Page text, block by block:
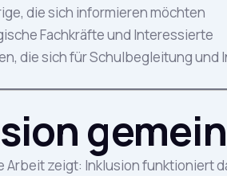
die sich informieren möchten
Fachkräfte und Interessierte
die sich für Schulbegleitung und
Arbeit zeigt: Inklusion funktioniert